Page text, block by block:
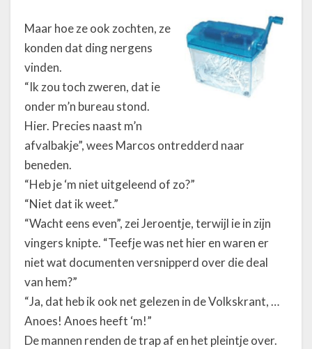
Maar hoe ze ook zochten, ze
konden dat ding nergens
vinden.
“Ik zou toch zweren, dat ie
onder m’n bureau stond.
Hier. Precies naast m’n
afvalbakje”, wees Marcos ontredderd naar
beneden.
“Heb je ‘m niet uitgeleend of zo?”
“Niet dat ik weet.”
“Wacht eens even”, zei Jeroentje, terwijl ie in zijn
vingers knipte. “Teefje was net hier en waren er
niet wat documenten versnipperd over die deal
van hem?”
“Ja, dat heb ik ook net gelezen in de Volkskrant, …
Anoes! Anoes heeft ‘m!”
De mannen renden de trap af en het pleintje over.